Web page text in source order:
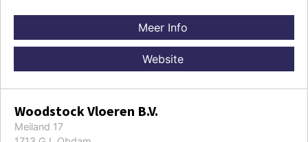
Meer Info
Website
Woodstock Vloeren B.V.
Meiland 17